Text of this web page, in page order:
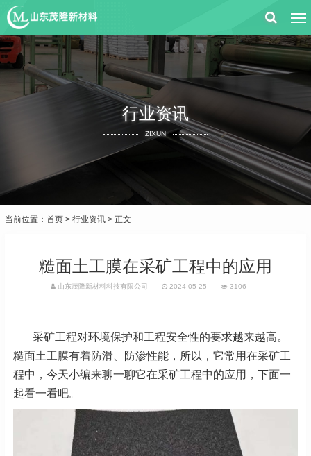
行业资讯
ZIXUN
当前位置： 首页 > 行业资讯 > 正文
糙面土工膜在采矿工程中的应用
山东茂隆新材料科技有限公司 2024-05-25 3106
采矿工程对环境保护和工程安全性的要求越来越高。
糙面土工膜有着防滑、防渗性能，所以，它常用在采矿工
程中，今天小编来聊一聊它在采矿工程中的应用，下面一
起看一看吧。